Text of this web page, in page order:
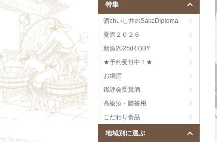
鳩正宗（青森）
南部美人（岩手）
やまとしずく（秋田）
刈穂（秋田）
まんさくの花（秋田）
雪の茅舎（秋田）
淡麗辛口
淡麗旨口
芳醇辛口
芳醇旨口
甘口
にごり、うすにごり
低精白のお酒
創意工夫
特集
酒chいし井のSakeDiploma
夏酒２０２６
新酒2025(R7)BY
★予約受付中！★
お燗酒
鑑評会受賞酒
高級酒・贈答用
こだわり食品
地域別に選ぶ